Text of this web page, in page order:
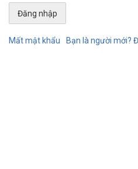
Mất mật khẩu Bạn là người mới?